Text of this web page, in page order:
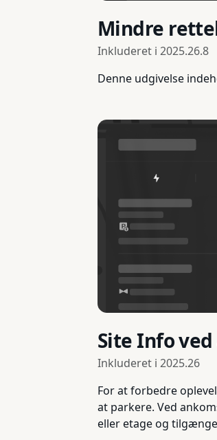
Mindre
Inkluderet i 2025.26.8
Denne udgivelse
Site Info
Inkluderet i 2025.26
For at forbedre
at parkere. Ved
eller etage og